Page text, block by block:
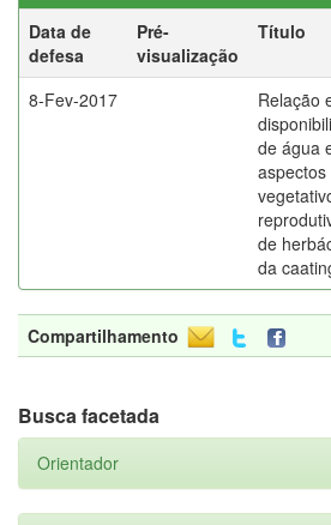
Data de
defesa
Pré-
visualização
Título
8-Fev-2017
Relação
de água
aspectos
de
da
Compartilhamento
Busca facetada
Orientador